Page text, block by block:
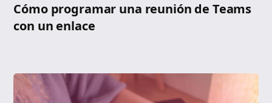
Cómo programar una reunión de Teams
con un enlace